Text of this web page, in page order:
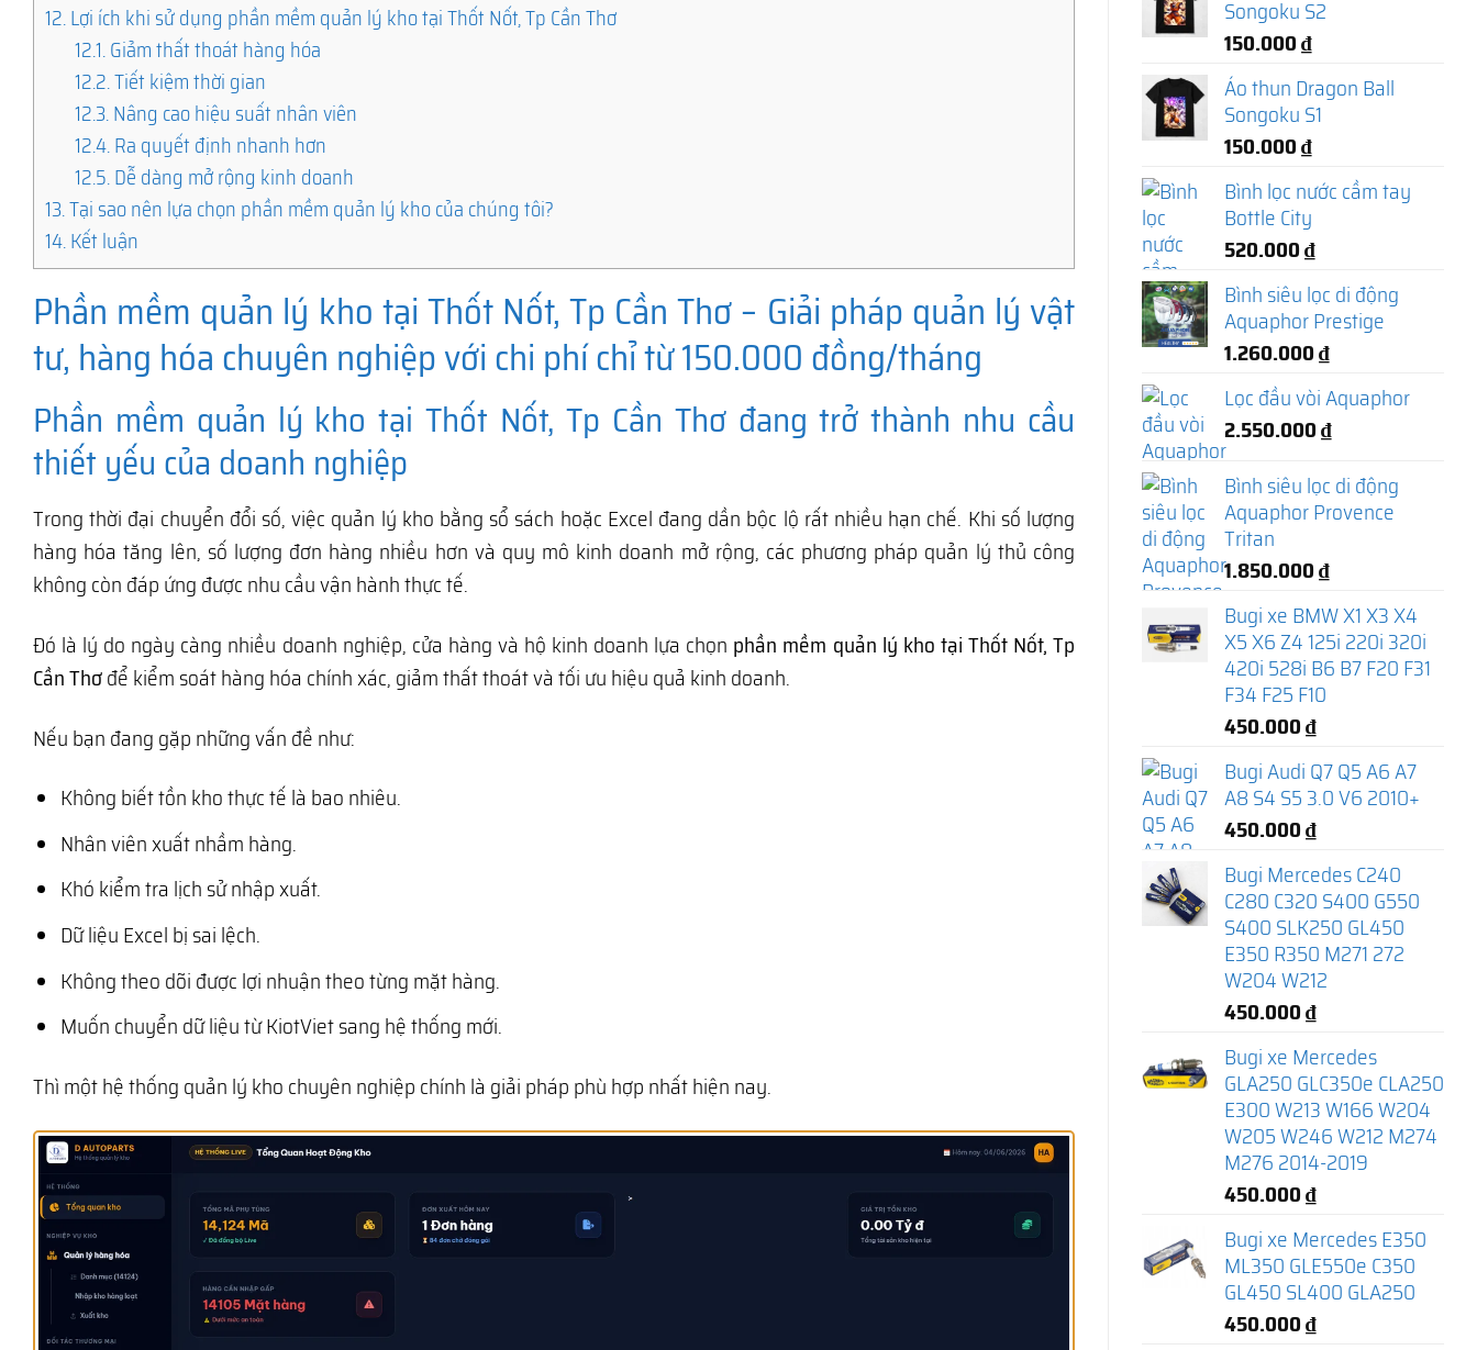
12.Lợi ích khi sử dụng phần mềm quản lý kho tại Thốt Nốt, Tp Cần Thơ
12.1.Giảm thất thoát hàng hóa
12.2.Tiết kiệm thời gian
12.3.Nâng cao hiệu suất nhân viên
12.4.Ra quyết định nhanh hơn
12.5.Dễ dàng mở rộng kinh doanh
13.Tại sao nên lựa chọn phần mềm quản lý kho của chúng tôi?
14.Kết luận
Phần mềm quản lý kho tại Thốt Nốt, Tp Cần Thơ – Giải pháp quản lý vật
tư, hàng hóa chuyên nghiệp với chi phí chỉ từ 150.000 đồng/tháng
Phần mềm quản lý kho tại Thốt Nốt, Tp Cần Thơ đang trở thành nhu cầu
thiết yếu của doanh nghiệp
Trong thời đại chuyển đổi số, việc quản lý kho bằng sổ sách hoặc Excel đang dần bộc lộ rất nhiều hạn chế. Khi số lượng
hàng hóa tăng lên, số lượng đơn hàng nhiều hơn và quy mô kinh doanh mở rộng, các phương pháp quản lý thủ công
không còn đáp ứng được nhu cầu vận hành thực tế.
Đó là lý do ngày càng nhiều doanh nghiệp, cửa hàng và hộ kinh doanh lựa chọn phần mềm quản lý kho tại Thốt Nốt, Tp
Cần Thơđể kiểm soát hàng hóa chính xác, giảm thất thoát và tối ưu hiệu quả kinh doanh.
Nếu bạn đang gặp những vấn đề như:
Không biết tồn kho thực tế là bao nhiêu.
Nhân viên xuất nhầm hàng.
Khó kiểm tra lịch sử nhập xuất.
Dữ liệu Excel bị sai lệch.
Không theo dõi được lợi nhuận theo từng mặt hàng.
Muốn chuyển dữ liệu từ KiotViet sang hệ thống mới.
Thì một hệ thống quản lý kho chuyên nghiệp chính là giải pháp phù hợp nhất hiện nay.
Songoku S2
150.000₫
Áo thun Dragon Ball
Songoku S1
150.000₫
Bình lọc nước cầm tay
Bottle City
520.000₫
Bình siêu lọc di động
Aquaphor Prestige
1.260.000₫
Lọc đầu vòi Aquaphor
2.550.000₫
Bình siêu lọc di động
Aquaphor Provence
Tritan
1.850.000₫
Bugi xe BMW X1 X3 X4
X5 X6 Z4 125i 220i 320i
420i 528i B6 B7 F20 F31
F34 F25 F10
450.000₫
Bugi Audi Q7 Q5 A6 A7
A8 S4 S5 3.0 V6 2010+
450.000₫
Bugi Mercedes C240
C280 C320 S400 G550
S400 SLK250 GL450
E350 R350 M271 272
W204 W212
450.000₫
Bugi xe Mercedes
GLA250 GLC350e CLA250
E300 W213 W166 W204
W205 W246 W212 M274
M276 2014-2019
450.000₫
Bugi xe Mercedes E350
ML350 GLE550e C350
GL450 SL400 GLA250
450.000₫